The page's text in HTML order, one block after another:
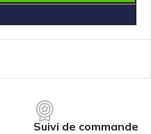
Suivi de commande